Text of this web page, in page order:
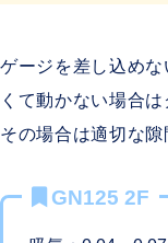
ゲージを差し込め
くて動かない場合
その場合は適切な隙
GN125 2F